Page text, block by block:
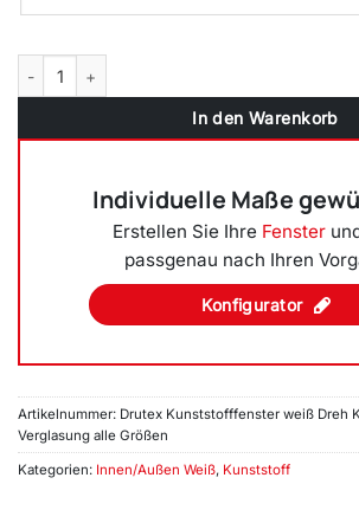
Drutex Kunststofffenster weiß Dreh Kipp 2-
In den Warenkorb
Individuelle Maße
Erstellen Sie Ihre Fenster
passgenau nach Ihren
Konfigurator
Artikelnummer: Drutex Kunststofffenster weiß Dreh
Verglasung alle Größen
Kategorien: Innen/Außen Weiß, Kunststoff